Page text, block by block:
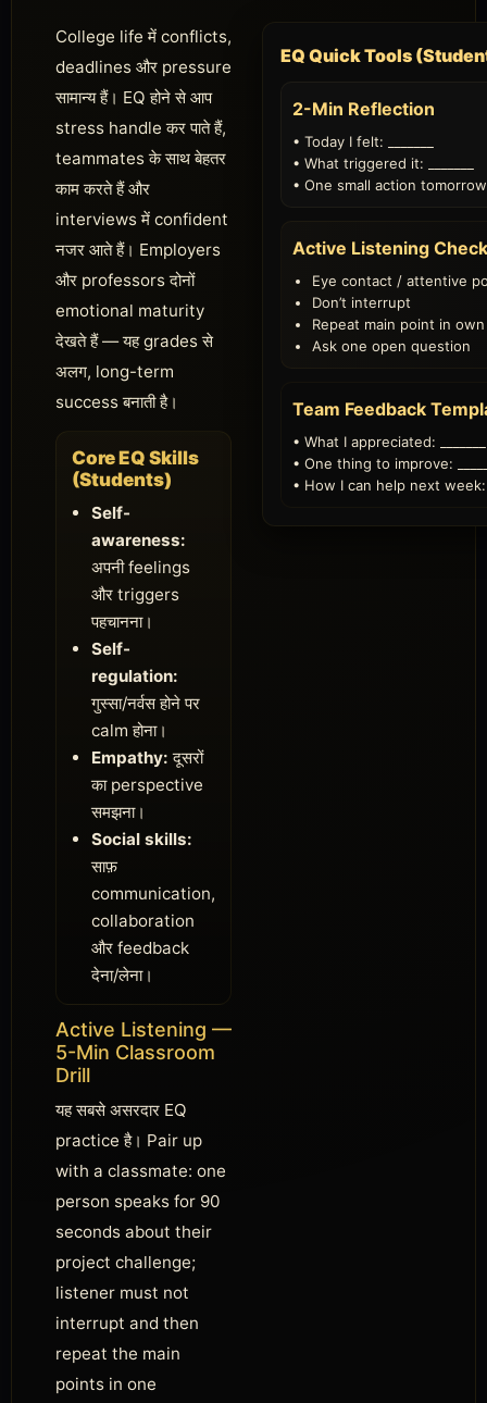
College life में conflicts,
deadlines और pressure
सामान्य हैं। EQ होने से आप
stress handle कर पाते हैं,
teammates के साथ बेहतर
काम करते हैं और
interviews में confident
नजर आते हैं। Employers
और professors दोनों
emotional maturity
देखते हैं — यह grades से
अलग, long-term
success बनाती है।
Core EQ Skills
(Students)
Self-
awareness:
अपनी feelings
और triggers
पहचानना।
Self-
regulation:
गुस्सा/नर्वस होने पर
calm होना।
Empathy: दूसरों
का perspective
समझना।
Social skills:
साफ़
communication,
collaboration
और feedback
देना/लेना।
Active Listening —
5-Min Classroom
Drill
यह सबसे असरदार EQ
practice है। Pair up
with a classmate: one
person speaks for 90
seconds about their
project challenge;
listener must not
interrupt and then
repeat the main
points in one
EQ Quick Tools
2-Min Reflection
• Today I felt: _______
• What triggered it: _______
• One small action tomorrow:
Active Listening
Eye contact / attentive
Don’t interrupt
Repeat main point in
Ask one open question
Team Feedback
• What I appreciated: _______
• One thing to improve:
• How I can help next week: